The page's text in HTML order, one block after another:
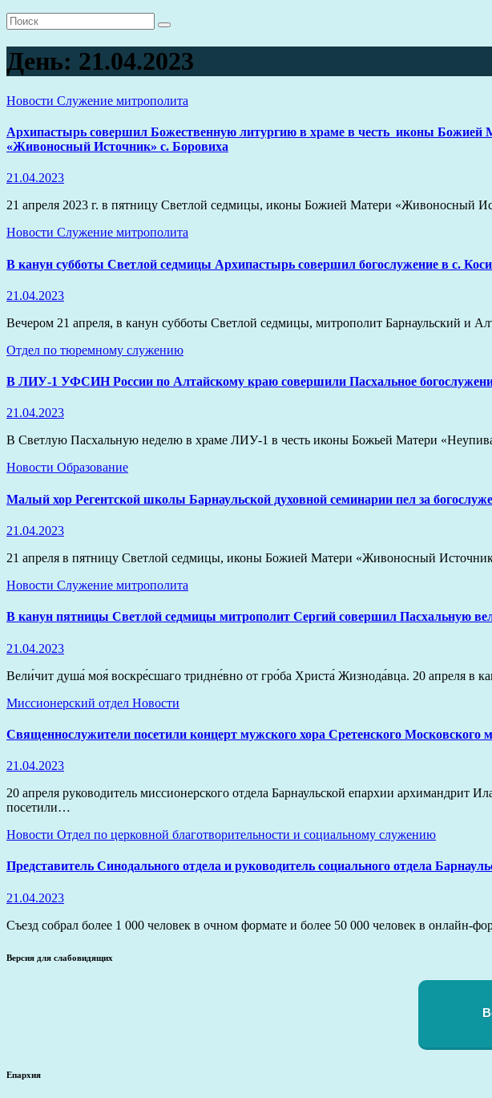
День: 21.04.2023
Новости Служение митрополита
Архипастырь совершил Божественную литургию в храме в честь иконы Божией
«Живоносный Источник» с. Боровиха
21.04.2023
21 апреля 2023 г. в пятницу Светлой седмицы, иконы Божией Матери «Живоносный
Новости Служение митрополита
В канун субботы Светлой седмицы Архипастырь совершил богослужение в с.
21.04.2023
Вечером 21 апреля, в канун субботы Светлой седмицы, митрополит Барнаульский
Отдел по тюремному служению
В ЛИУ-1 УФСИН России по Алтайскому краю совершили Пасхальное
21.04.2023
В Светлую Пасхальную неделю в храме ЛИУ-1 в честь иконы Божьей Матери
Новости Образование
Малый хор Регентской школы Барнаульской духовной семинарии пел за
21.04.2023
21 апреля в пятницу Светлой седмицы, иконы Божией Матери «Живоносный
Новости Служение митрополита
В канун пятницы Светлой седмицы митрополит Сергий совершил Пасхальную
21.04.2023
Вели́чит душа́ моя́ воскре́сшаго тридне́вно от гро́ба Христа́ Жизнода́вца. 20 апреля
Миссионерский отдел Новости
Священнослужители посетили концерт мужского хора Сретенского Московского
21.04.2023
20 апреля руководитель миссионерского отдела Барнаульской епархии архимандрит
посетили…
Новости Отдел по церковной благотворительности и социальному служению
Представитель Синодального отдела и руководитель социального отдела
21.04.2023
Съезд собрал более 1 000 человек в очном формате и более 50 000 человек в онлайн-
Версия для слабовидящих
Епархия